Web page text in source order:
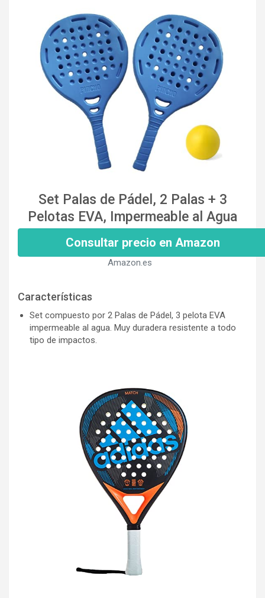
Set Palas de Pádel, 2 Palas + 3
Pelotas EVA, Impermeable al Agua
Consultar precio en Amazon
Amazon.es
Características
Set compuesto por 2 Palas de Pádel, 3 pelota EVA
impermeable al agua. Muy duradera resistente a todo
tipo de impactos.